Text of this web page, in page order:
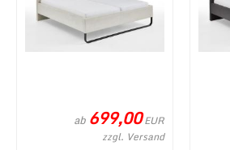
ab 699,00EUR
zzgl. Versand